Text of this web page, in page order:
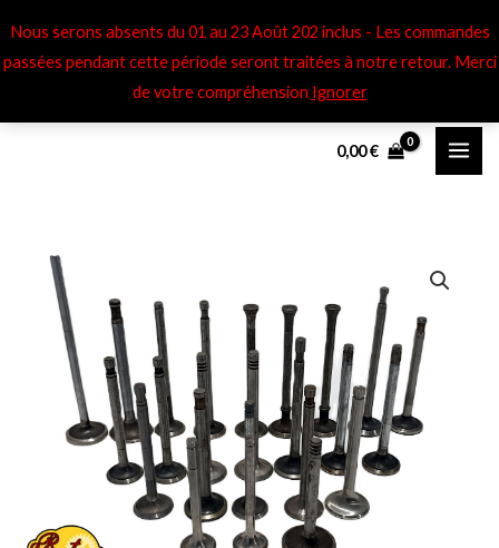
Nous serons absents du 01 au 23 Août 202 inclus - Les commandes
passées pendant cette période seront traitées à notre retour​. Merci
de votre compréhension Ignorer
au
contenu
0,00€
quantité
Soupapes
N°42161,